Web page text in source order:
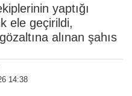
yaptığı
ele geçirildi,
alınan şahıs
14:38